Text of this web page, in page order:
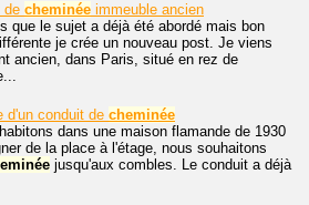
de cheminée immeuble ancien
que le sujet a déjà été abordé mais bon
je crée un nouveau post. Je viens
ancien, dans Paris, situé en rez de
d'un conduit de cheminée
dans une maison flamande de 1930
de la place à l'étage, nous souhaitons
jusqu'aux combles. Le conduit a déjà